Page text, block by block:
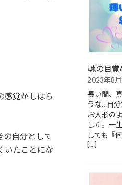
感覚がしばら
の自分として
いたことにな
魂の目覚
2023年8
長い間、
うな…自
お人形の
した。一
しても『
[…]